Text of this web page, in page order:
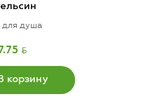
для душа
BYN
корзину